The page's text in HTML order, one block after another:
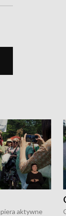
aktywne